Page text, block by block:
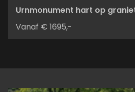
Urnmonument hart op
Vanaf € 1695,-